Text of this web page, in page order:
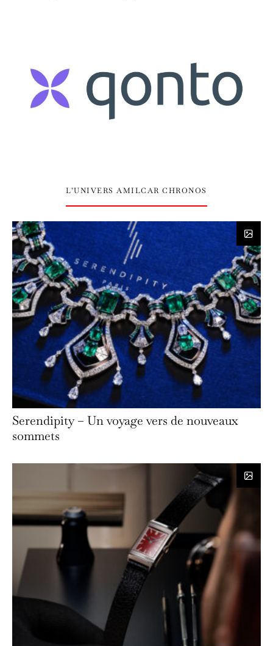
L’UNIVERS AMILCAR CHRONOS
Serendipity – Un voyage vers de nouveaux
sommets